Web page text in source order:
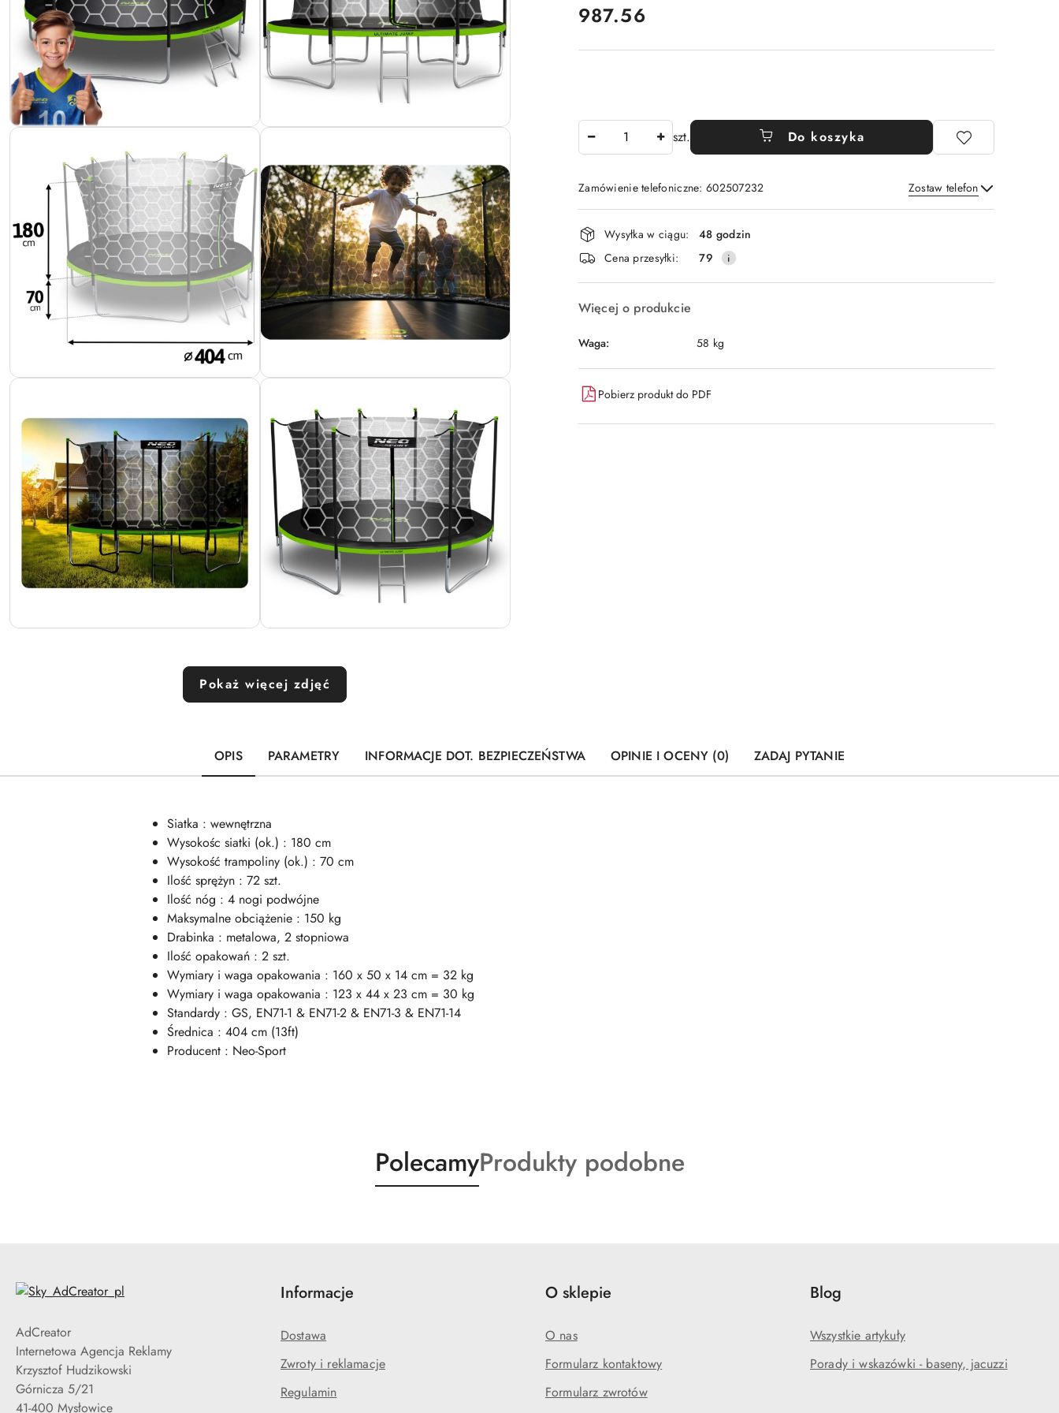
Pokaż więcej zdjęć
cena:
987.56
szt. Do koszyka
Zamówienie telefoniczne: 602507232 Zostaw telefon
Wyślij
Dostępność
i
dostawa
Wysyłka w ciągu:
48 godzin
Cena przesyłki:
79
Więcej o produkcie
Waga: 58 kg
Pobierz produkt do PDF
OPIS PARAMETRY INFORMACJE DOT. BEZPIECZEŃSTWA OPINIE I OCENY (0) ZADAJ PYTANIE
Siatka : wewnętrzna
Wysokośc siatki (ok.) : 180 cm
Wysokość trampoliny (ok.) : 70 cm
Ilość sprężyn : 72 szt.
Ilość nóg : 4 nogi podwójne
Maksymalne obciążenie : 150 kg
Drabinka : metalowa, 2 stopniowa
Ilość opakowań : 2 szt.
Wymiary i waga opakowania : 160 x 50 x 14 cm = 32 kg
Wymiary i waga opakowania : 123 x 44 x 23 cm = 30 kg
Standardy : GS, EN71-1 & EN71-2 & EN71-3 & EN71-14
Średnica : 404 cm (13ft)
Producent : Neo-Sport
Produkty
o
PolecamyProdukty
o
Produkty podobne
AdCreator
Internetowa Agencja Reklamy
Krzysztof Hudzikowski
Górnicza 5/21
41-400 Mysłowice
Informacje
Dostawa
Zwroty i reklamacje
Regulamin
O sklepie
O nas
Formularz kontaktowy
Formularz zwrotów
Blog
Wszystkie artykuły
Porady i wskazówki - baseny, jacuzzi